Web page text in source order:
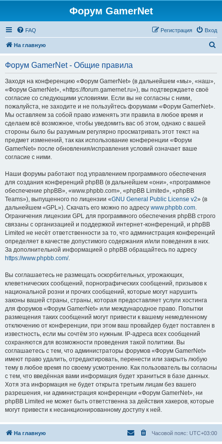
Форум GamerNet
FAQ Вход
Регистрация
На главную
Форум GamerNet - Общие правила
Заходя на конференцию «Форум GamerNet» (в дальнейшем «мы», «наш»,
«Форум GamerNet», «https://forum.gamernet.ru»), вы подтверждаете своё
согласие со следующими условиями. Если вы не согласны с ними,
пожалуйста, не заходите и не пользуйтесь форумами «Форум GamerNet».
Мы оставляем за собой право изменять эти правила в любое время и
сделаем всё возможное, чтобы уведомить вас об этом, однако с вашей
стороны было бы разумным регулярно просматривать этот текст на
предмет изменений, так как использование конференции «Форум
GamerNet» после обновления/исправления условий означает ваше
согласие с ними.
Наши форумы работают под управлением программного обеспечения
для создания конференций phpBB (в дальнейшем «они», «программное
обеспечение phpBB», «www.phpbb.com», «phpBB Limited», «phpBB
Teams»), выпущенного по лицензии «GNU General Public License v2» (в
дальнейшем «GPL»). Скачать его можно по адресу www.phpbb.com.
Ограничения лицензии GPL для программного обеспечения phpBB строго
связаны с организацией и поддержкой интернет-конференций, и phpBB
Limited не несёт ответственности за то, что администрация конференций
определяет в качестве допустимого содержания и/или поведения в них.
За дополнительной информацией о phpBB обращайтесь по адресу
https://www.phpbb.com/.
Вы соглашаетесь не размещать оскорбительных, угрожающих,
клеветнических сообщений, порнографических сообщений, призывов к
национальной розни и прочих сообщений, которые могут нарушить
законы вашей страны, страны, которая предоставляет услуги хостинга
для форумов «Форум GamerNet» или международное право. Попытки
размещения таких сообщений могут привести к вашему немедленному
отключению от конференции, при этом ваш провайдер будет поставлен в
известность, если мы сочтём это нужным. IP-адреса всех сообщений
сохраняются для возможности проведения такой политики. Вы
соглашаетесь с тем, что администраторы форумов «Форум GamerNet»
имеют право удалить, отредактировать, перенести или закрыть любую
тему в любое время по своему усмотрению. Как пользователь вы согласны
с тем, что введённая вами информация будет храниться в базе данных.
Хотя эта информация не будет открыта третьим лицам без вашего
разрешения, ни администрация конференции «Форум GamerNet», ни
phpBB Limited не может быть ответственна за действия хакеров, которые
могут привести к несанкционированному доступу к ней.
На главную Часовой пояс: UTC+03:00